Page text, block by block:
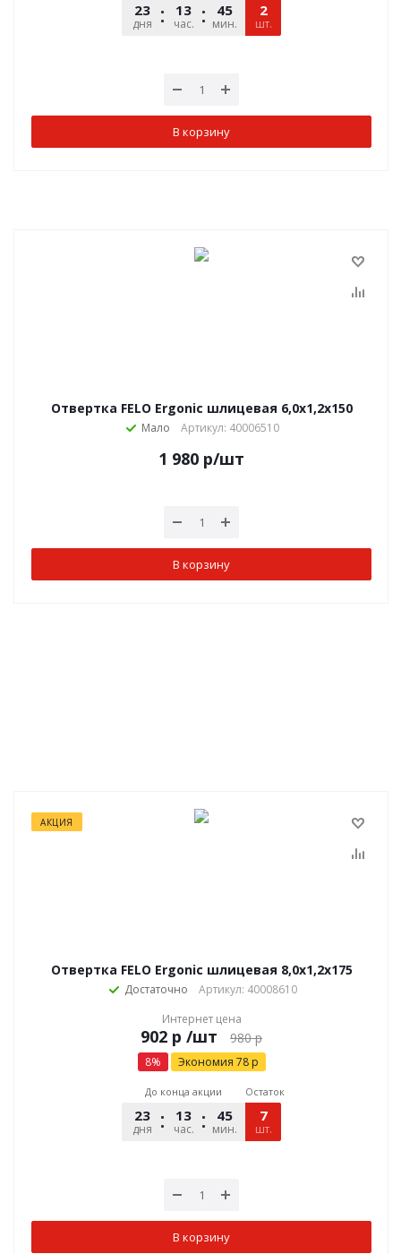
23
дня
13
час.
45
мин.
22
сек.
2
шт.
В корзину
Отвертка FELO Ergonic шлицевая 6,0х1,2х150
Мало Артикул: 40006510
1 980 р/шт
В корзину
АКЦИЯ
Отвертка FELO Ergonic шлицевая 8,0х1,2х175
Достаточно
Артикул: 40008610
Интернет цена
р /шт 980р
8% Экономия 78р
До конца акции
23
дня
13
час.
45
мин.
22
сек.
Остаток
7
шт.
В корзину